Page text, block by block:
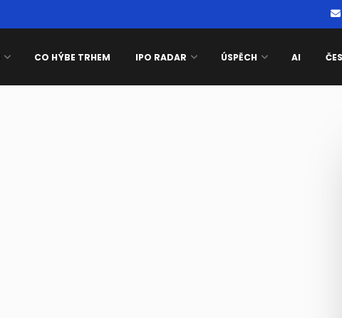
CO HÝBE TRHEM IPO RADAR ÚSPĚCH AI